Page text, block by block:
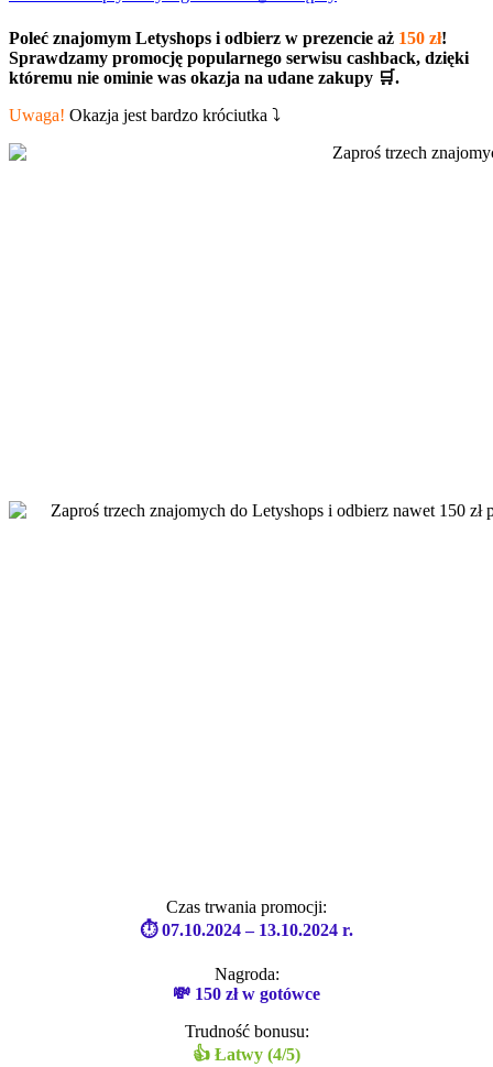
Poleć znajomym Letyshops i odbierz w prezencie aż 150 zł!
Sprawdzamy promocję popularnego serwisu cashback, dzięki
któremu nie ominie was okazja na udane zakupy 🛒.
Uwaga! Okazja jest bardzo króciutka ⤵
Czas trwania promocji:
⏱ 07.10.2024 – 13.10.2024 r.
Nagroda:
💸 150 zł w gotówce
Trudność bonusu:
👍 Łatwy (4/5)